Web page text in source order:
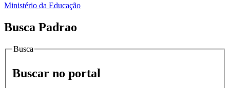
Ministério da Educação
Busca Padrao
Busca
Buscar no portal